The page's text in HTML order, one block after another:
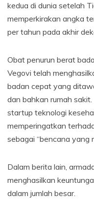
kedua di dunia setelah
memperkirakan angka
per tahun pada akhir
Obat penurun berat
Vegovi telah
badan cepat yang
dan bahkan rumah sakit.
startup teknologi
memperingatkan
sebagai “bencana yang
Dalam berita lain,
menghasilkan
dalam jumlah besar.